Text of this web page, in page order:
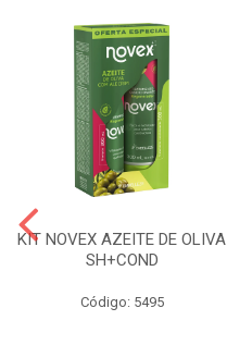
KIT NOVEX AZEITE DE OLIVA
SH+COND
Código: 5495